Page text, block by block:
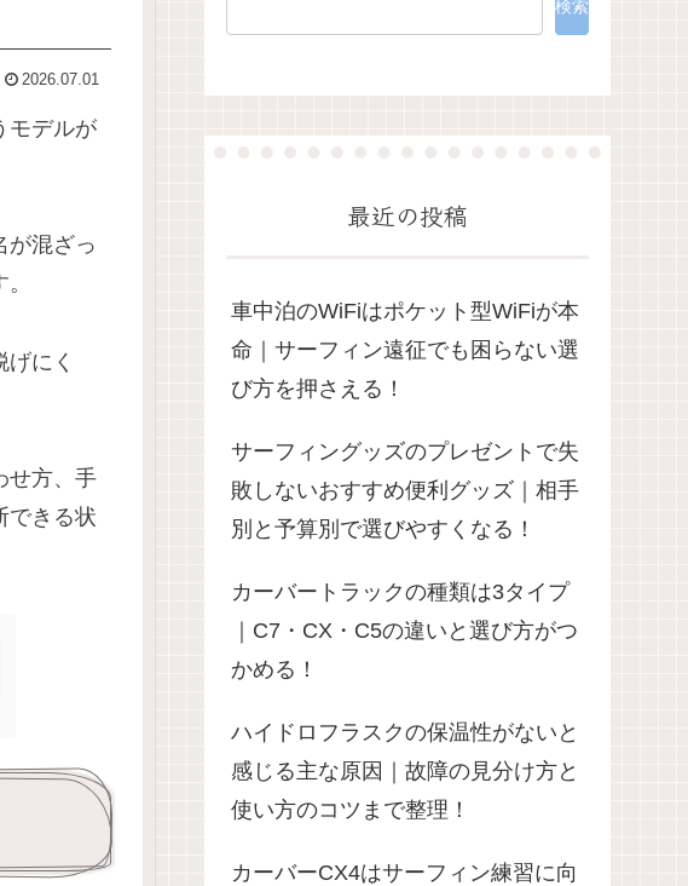
2026.07.01
モデルが
が混ざっ
にく
せ方、手
できる状
検索
最近の投稿
車中泊のWiFiはポケット型WiFiが本
命｜サーフィン遠征でも困らない選
び方を押さえる！
サーフィングッズのプレゼントで失
敗しないおすすめ便利グッズ｜相手
別と予算別で選びやすくなる！
カーバートラックの種類は3タイプ
｜C7・CX・C5の違いと選び方がつ
かめる！
ハイドロフラスクの保温性がないと
感じる主な原因｜故障の見分け方と
使い方のコツまで整理！
カーバーCX4はサーフィン練習に向